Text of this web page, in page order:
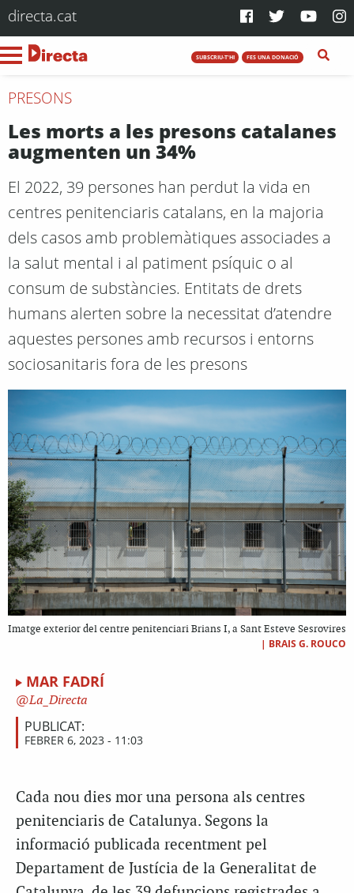
directa.cat
SUBSCRIU-T'HI FES UNA DONACIÓ
PRESONS
Les morts a les presons catalanes
augmenten un 34%
El 2022, 39 persones han perdut la vida en
centres penitenciaris catalans, en la majoria
dels casos amb problemàtiques associades a
la salut mental i al patiment psíquic o al
consum de substàncies. Entitats de drets
humans alerten sobre la necessitat d’atendre
aquestes persones amb recursos i entorns
sociosanitaris fora de les presons
Imatge exterior del centre penitenciari Brians I, a Sant Esteve Sesrovires
| BRAIS G. ROUCO
MAR FADRÍ
La_Directa
PUBLICAT:
FEBRER 6, 2023 - 11:03
Cada nou dies mor una persona als centres
penitenciaris de Catalunya. Segons la
informació publicada recentment pel
Departament de Justícia de la Generalitat de